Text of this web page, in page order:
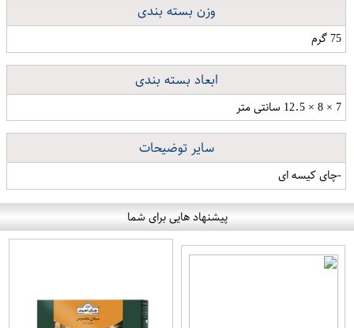
وزن بسته بندی
75 گرم
ابعاد بسته بندی
7 × 8 × 12.5 سانتی متر
سایر توضیحات
-چای کیسه ای
پیشنهاد هایی برای شما